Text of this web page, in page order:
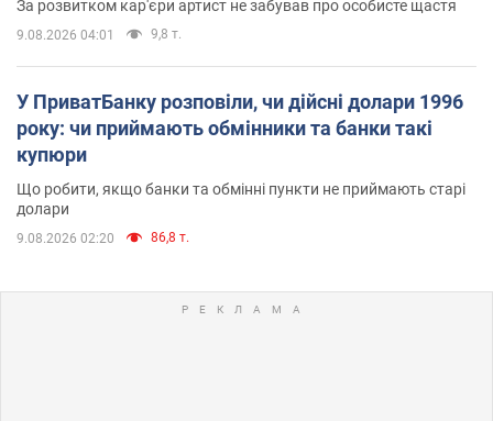
За розвитком кар'єри артист не забував про особисте щастя
9.08.2026 04:01 9,8 т.
У ПриватБанку розповіли, чи дійсні долари 1996
року: чи приймають обмінники та банки такі
купюри
Що робити, якщо банки та обмінні пункти не приймають старі
долари
9.08.2026 02:20 86,8 т.